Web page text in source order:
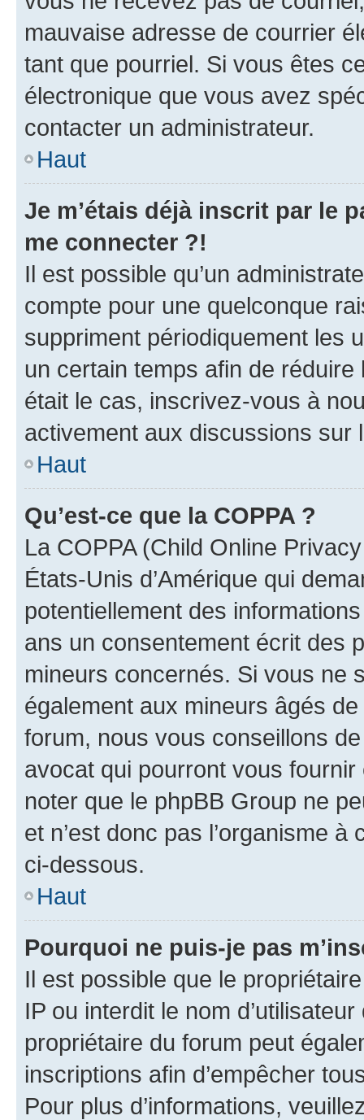
mauvaise adresse de courrier
tant que pourriel. Si vous êtes
électronique que vous avez
contacter un administrateur.
Haut
Je m’étais déjà inscrit par le
me connecter ?!
Il est possible qu’un
compte pour une quelconque
suppriment périodiquement les
un certain temps afin de
était le cas, inscrivez-vous à
activement aux discussions sur
Haut
Qu’est-ce que la COPPA ?
La COPPA (Child Online
États-Unis d’Amérique qui
potentiellement des
ans un consentement écrit des
mineurs concernés. Si vous ne
également aux mineurs âgés
forum, nous vous conseillons
avocat qui pourront vous
noter que le phpBB Group ne
et n’est donc pas l’organisme
ci-dessous.
Haut
Pourquoi ne puis-je pas
Il est possible que le
IP ou interdit le nom
propriétaire du forum peut
inscriptions afin d’empêcher
Pour plus d’informations,